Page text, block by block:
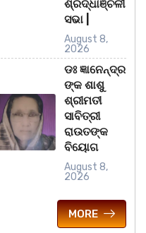
ଶ୍ରଦ୍ଧାଞ୍ଚଳୀ
ସଭା |
August 8,
2026
ଡଃ ଜ୍ଞାନେନ୍ଦ୍ର
ଙ୍କ ଶାଶୁ
ଶ୍ରୀମତୀ
ସାବିତ୍ରୀ
ରାଉତଙ୍କ
ବିୟୋଗ
August 8,
2026
MORE